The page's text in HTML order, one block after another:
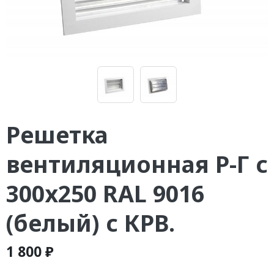
Решетка
вентиляционная Р-Г с
300х250 RAL 9016
(белый) с КРВ.
1 800 ₽